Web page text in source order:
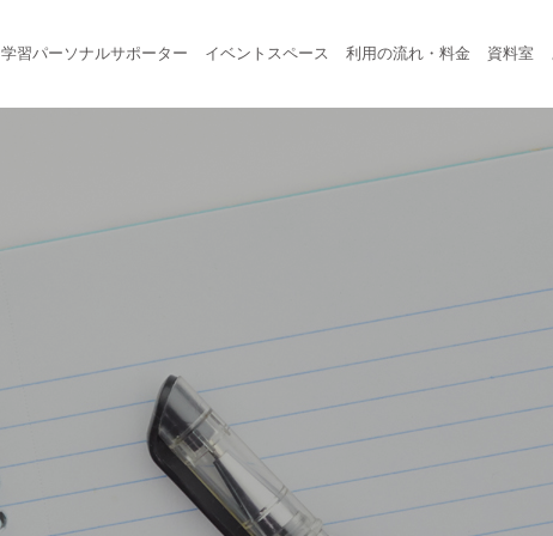
学習パーソナルサポーター イベントスペース 利用の流れ・料金 資料室